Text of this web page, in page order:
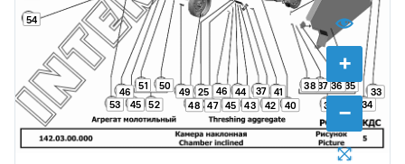
+
−
25 33
34
35
36
37
37 38
39
40
41
42
43
44
45
45
46
46
47
48
49
50
51
52
53
54